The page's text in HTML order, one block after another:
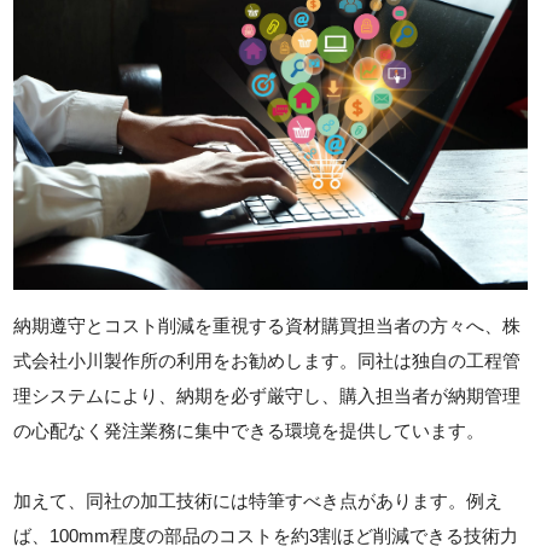
納期遵守とコスト削減を重視する資材購買担当者の方々へ、株
式会社小川製作所の利用をお勧めします。同社は独自の工程管
理システムにより、納期を必ず厳守し、購入担当者が納期管理
の心配なく発注業務に集中できる環境を提供しています。
加えて、同社の加工技術には特筆すべき点があります。例え
ば、100mm程度の部品のコストを約3割ほど削減できる技術力